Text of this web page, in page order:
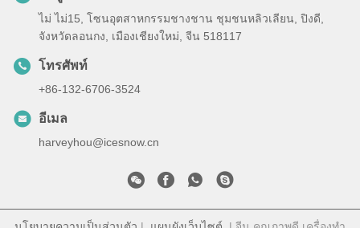
ไม่ ไม่15, โซนอุตสาหกรรมชางชาน ชุมชนหลิวเลียน, ปิงดี,
จังหวัดลอนกง, เมืองเชียงใหม่, จีน 518117
โทรศัพท์
+86-132-6706-3524
อีเมล
harveyhou@icesnow.cn